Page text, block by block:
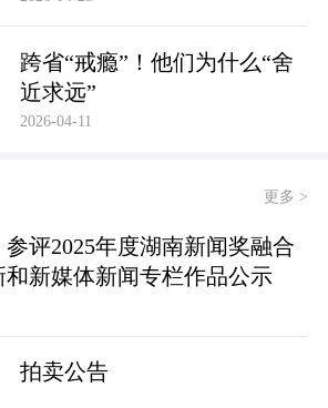
跨省“戒瘾”！他们为什么“舍
近求远”
2026-04-11
更多 >
参评2025年度湖南新闻奖融合
新媒体新闻专栏作品公示
拍卖公告